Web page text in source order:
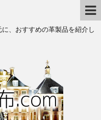
、おすすめの革製品を紹介し